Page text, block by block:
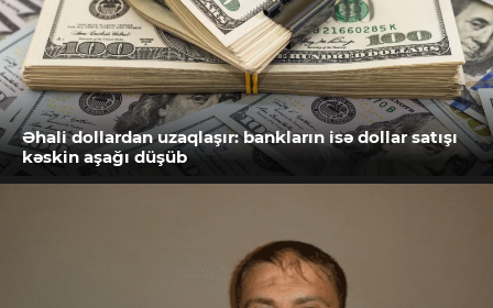
Əhali dollardan uzaqlaşır: bankların isə dollar satışı
kəskin aşağı düşüb